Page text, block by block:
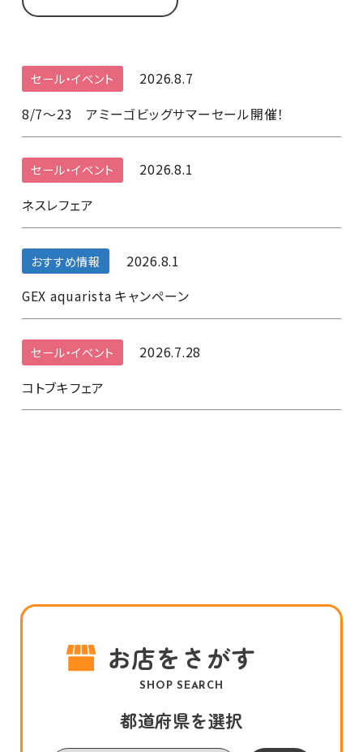
セール・イベント
2026.8.7
8/7～23 アミーゴビッグサマーセール開催！
セール・イベント
2026.8.1
ネスレフェア
おすすめ情報
2026.8.1
GEX aquarista キャンペーン
セール・イベント
2026.7.28
コトブキフェア
お店をさがす
SHOP SEARCH
都道府県を選択